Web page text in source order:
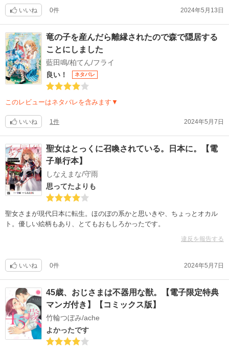
いいね 0件 2024年5月13日
竜の子を産んだら離縁されたので森で隠居する
ことにしました
藍田鳴/柏てん/フライ
良い！
ネタバレ
このレビューはネタバレを含みます▼
いいね 1件 2024年5月7日
聖女はとっくに召喚されている。日本に。【電
子単行本】
しなえまな/守雨
思ってたよりも
聖女さまが現代日本に転生。ほのぼの系かと思いきや、ちょっとオカル
ト。優しい絵柄もあり、とてもおもしろかったです。
違反を報告する
いいね 0件 2024年5月7日
45歳、おじさまは不器用な獣。【電子限定特典
マンガ付き】【コミックス版】
竹輪つぼみ/ache
よかったです